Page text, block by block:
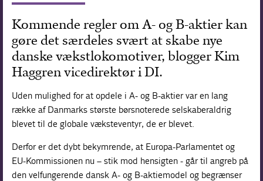
Arbejdsmarkedet
Uddannelse
Europapolitik
Forskning
Kommende regler om A- og B-aktier kan
gøre det særdeles svært at skabe nye
danske vækstlokomotiver, blogger Kim
Haggren vicedirektør i DI.
Uden mulighed for at opdele i A- og B-aktier var en lang
række af Danmarks største børsnoterede selskaberaldrig
blevet til de globale væksteventyr, de er blevet.
Derfor er det dybt bekymrende, at Europa-Parlamentet og
EU-Kommissionen nu – stik mod hensigten - går til angreb på
den velfungerende dansk A- og B-aktiemodel og begrænser